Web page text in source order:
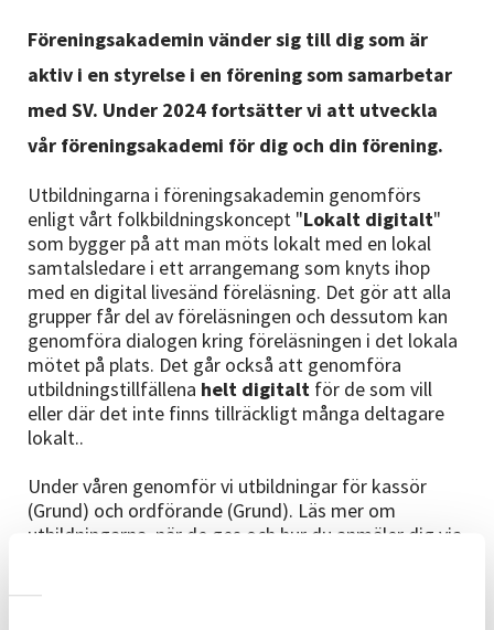
Nyheter
Avdelningar
Lyssna
Föreningsakademin vänder sig till dig som är
aktiv i en styrelse i en förening som samarbetar
med SV. Under 2024 fortsätter vi att utveckla
vår föreningsakademi för dig och din förening.
Utbildningarna i föreningsakademin genomförs
enligt vårt folkbildningskoncept "Lokalt digitalt"
som bygger på att man möts lokalt med en lokal
samtalsledare i ett arrangemang som knyts ihop
med en digital livesänd föreläsning. Det gör att alla
grupper får del av föreläsningen och dessutom kan
genomföra dialogen kring föreläsningen i det lokala
mötet på plats. Det går också att genomföra
utbildningstillfällena helt digitalt för de som vill
eller där det inte finns tillräckligt många deltagare
lokalt..
Under våren genomför vi utbildningar för kassör
(Grund) och ordförande (Grund). Läs mer om
utbildningarna, när de ges och hur du anmäler dig via